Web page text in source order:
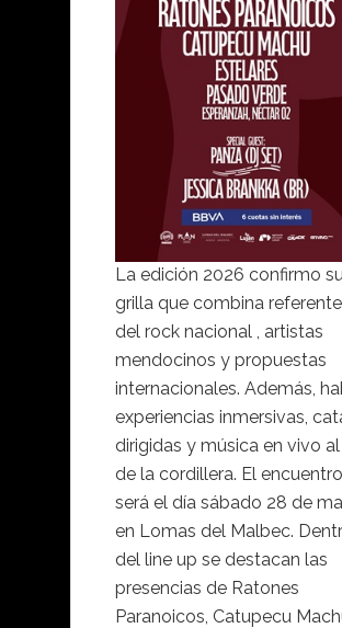
La edición 2026 confirmo
grilla que combina
del rock nacional , artistas
mendocinos y propuestas
internacionales. Además,
experiencias inmersivas,
dirigidas y música en vivo
de la cordillera. El encuentro
será el día sábado 28 de
en Lomas del Malbec.
del line up se destacan las
presencias de Ratones
Paranoicos, Catupecu